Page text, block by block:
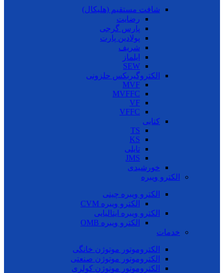
شافت مستقیم (هلیکال)
رضایت
پارس گرجی
پولادین پارت
شریف
ایلماز
SEW
الکتروگیربکس حلزونی
MVF
MVFFC
VF
VFFC
کتابی
TS
KS
تایلی
JMS
خورشیدی
الکترو ویبره
الکترو ویبره چینی
الکترو ویبره CVM
الکترو ویبره ایتالیایی
الکترو ویبره OMB
خدمات
الکتروموتور موتوژن خانگی
الکتروموتور موتوژن صنعتی
الکتروموتور موتوژن کولری